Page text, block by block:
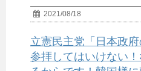
2021/08/18
立憲民主党「日本政
参拝してはいけない